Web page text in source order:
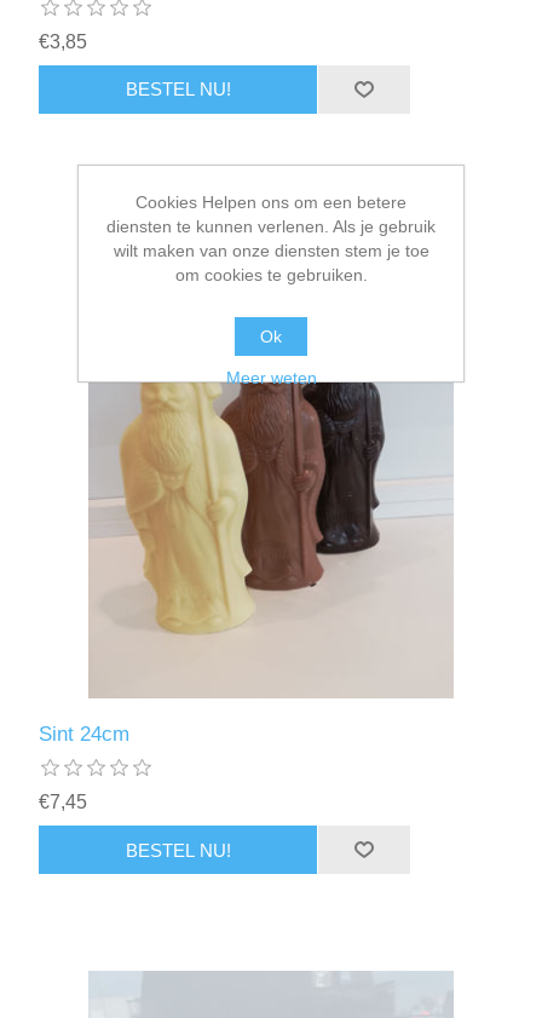
€3,85
Sint 24cm
€7,45
Cookies Helpen ons om een betere
diensten te kunnen verlenen. Als je gebruik
wilt maken van onze diensten stem je toe
om cookies te gebruiken.
Ok
Meer weten